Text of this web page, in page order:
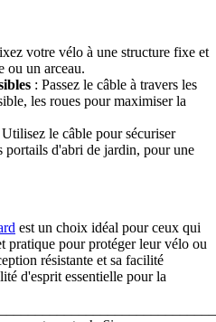
votre vélo à une structure fixe et
ou un arceau.
: Passez le câble à travers les
les roues pour maximiser la
Utilisez le câble pour sécuriser
portails d'abri de jardin, pour une
est un choix idéal pour ceux qui
pratique pour protéger leur vélo ou
résistante et sa facilité
d'esprit essentielle pour la